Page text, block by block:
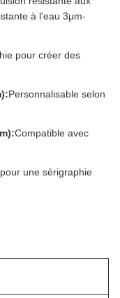
à l'eau 3μm-
pour créer des
Personnalisable selon
Compatible avec
une sérigraphie